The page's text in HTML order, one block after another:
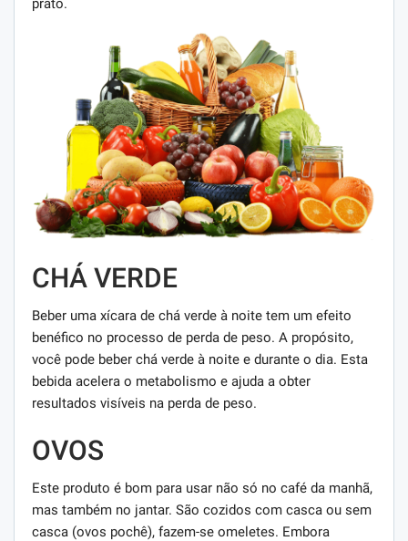
prato.
CHÁ VERDE
Beber uma xícara de chá verde à noite tem um efeito
benéfico no processo de perda de peso. A propósito,
você pode beber chá verde à noite e durante o dia. Esta
bebida acelera o metabolismo e ajuda a obter
resultados visíveis na perda de peso.
OVOS
Este produto é bom para usar não só no café da manhã,
mas também no jantar. São cozidos com casca ou sem
casca (ovos pochê), fazem-se omeletes. Embora